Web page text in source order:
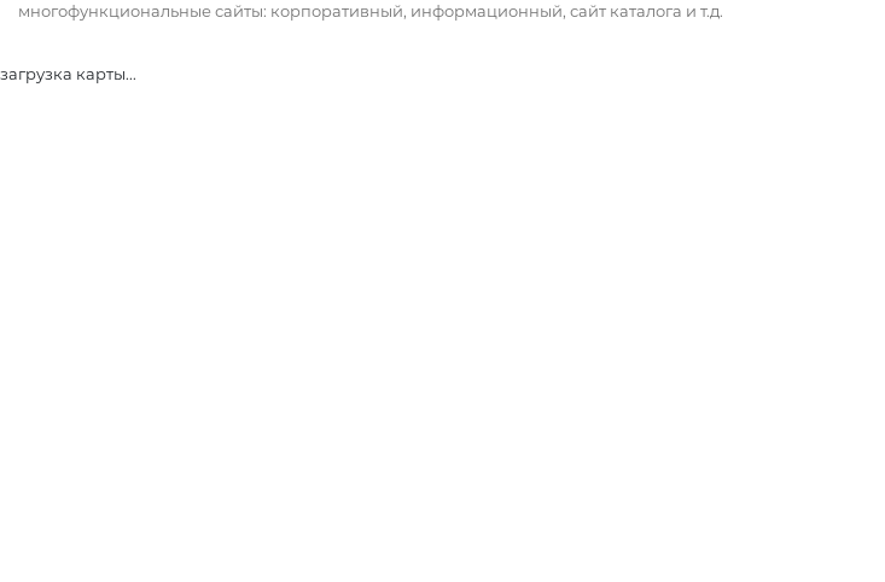
многофункциональные сайты: корпоративный, информационный, сайт каталога и т.д.
загрузка карты...